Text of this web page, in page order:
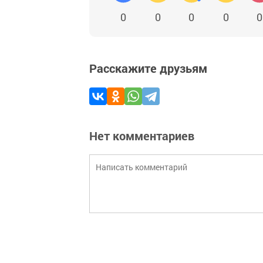
0 0 0 0 0
Расскажите друзьям
Нет комментариев